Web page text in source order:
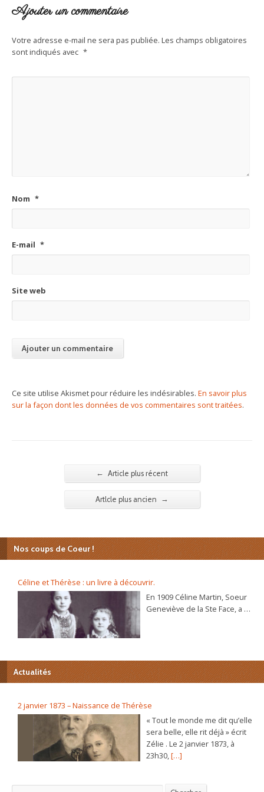
Ajouter un commentaire
Votre adresse e-mail ne sera pas publiée. Les champs obligatoires
sont indiqués avec *
Nom *
E-mail *
Site web
Ce site utilise Akismet pour réduire les indésirables. En savoir plus
sur la façon dont les données de vos commentaires sont traitées.
← Article plus récent
Artlcle plus ancien →
Nos coups de Coeur !
Céline et Thérèse : un livre à découvrir.
En 1909 Céline Martin, Soeur
Geneviève de la Ste Face, a 40
béatification va s’ouvrir
bientôt. C’est alors que la
demande d’écrire sa propre
autobiographie. Dans ce récit
plein de vie et d’humour elle
raconte, de sa naissance à sa
vie au Carmel, les chemins
déroutants par lesquels
L’autobiographie inédite de
Actualités
2 janvier 1873 – Naissance de Thérèse
« Tout le monde me dit qu’elle
sera belle, elle rit déjà » écrit
Zélie . Le 2 janvier 1873, à
23h30,[…]